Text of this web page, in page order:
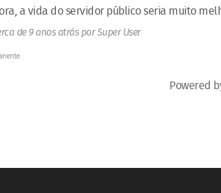
a vida do servidor público seria muito
de 9 anos atrás por Super User
Powered